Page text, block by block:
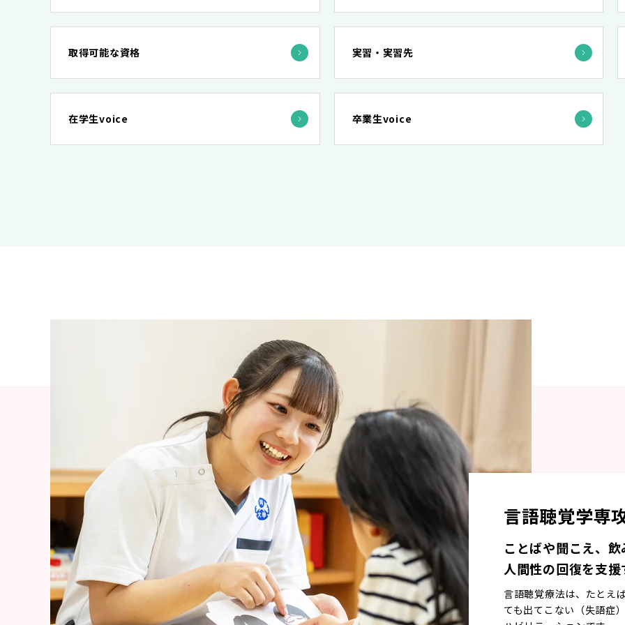
取得可能な資格 実習・実習先
在学生voice 卒業生voice
言語聴覚学専
ことばや聞こえ、
人間性の回復を支援
言語聴覚療法は、たとえ
ても出てこない（失語症